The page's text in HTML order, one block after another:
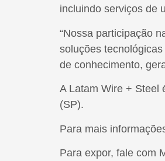
incluindo serviços de
“Nossa participação
soluções
de conhecimento,
A Latam Wire + Steel
(SP).
Para mais
Para expor, fale com